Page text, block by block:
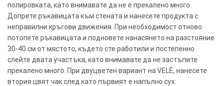
полировката, като внимавате да не е прекалено много.
Допрете ръкавицата към стената и нанесете продукта с
неправилни кръгови движения. При необходимост отново
потопете ръкавицата и подновете нанасянето на разстояние
30-40 см от мястото, където сте работили и постепенно
слейте двата участъка, като внимавате да не застъпите
прекалено много. При двуцветен вариант на VELÉ, нанесете
втория цвят чак след като първият е напълно сух.